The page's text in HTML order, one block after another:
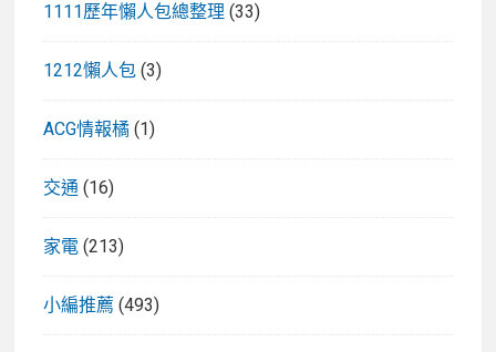
1111歷年懶人包總整理 (33)
1212懶人包 (3)
ACG情報橘 (1)
交通 (16)
家電 (213)
小編推薦 (493)